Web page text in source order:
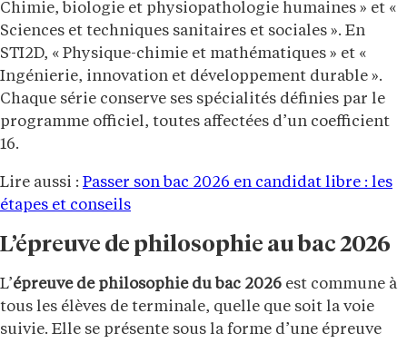
Chimie, biologie et physiopathologie humaines » et «
Sciences et techniques sanitaires et sociales ». En
STI2D, « Physique-chimie et mathématiques » et «
Ingénierie, innovation et développement durable ».
Chaque série conserve ses spécialités définies par le
programme officiel, toutes affectées d’un coefficient
16.
Lire aussi : Passer son bac 2026 en candidat libre : les
étapes et conseils
L’épreuve de philosophie au bac 2026
L’épreuve de philosophie du bac 2026 est commune à
tous les élèves de terminale, quelle que soit la voie
suivie. Elle se présente sous la forme d’une épreuve